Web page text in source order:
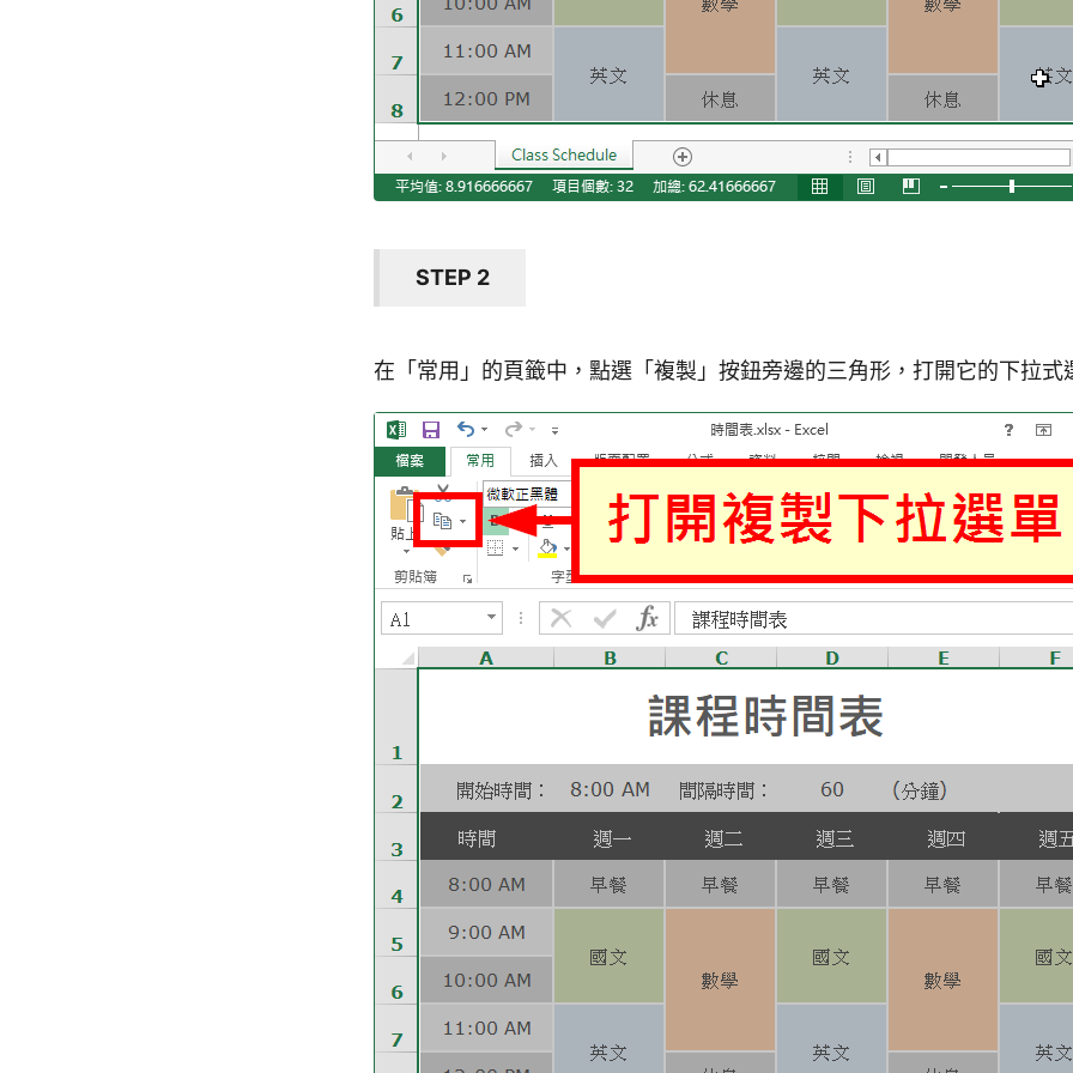
STEP 2
在「常用」的頁籤中，點選「複製」按鈕旁邊的三角形，打開它的下拉式